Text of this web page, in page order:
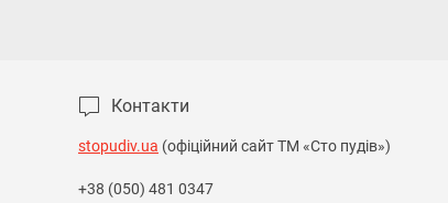
Контакти
stopudiv.ua (офіційний сайт ТМ «Сто пудів»)
+38 (050) 481 0347